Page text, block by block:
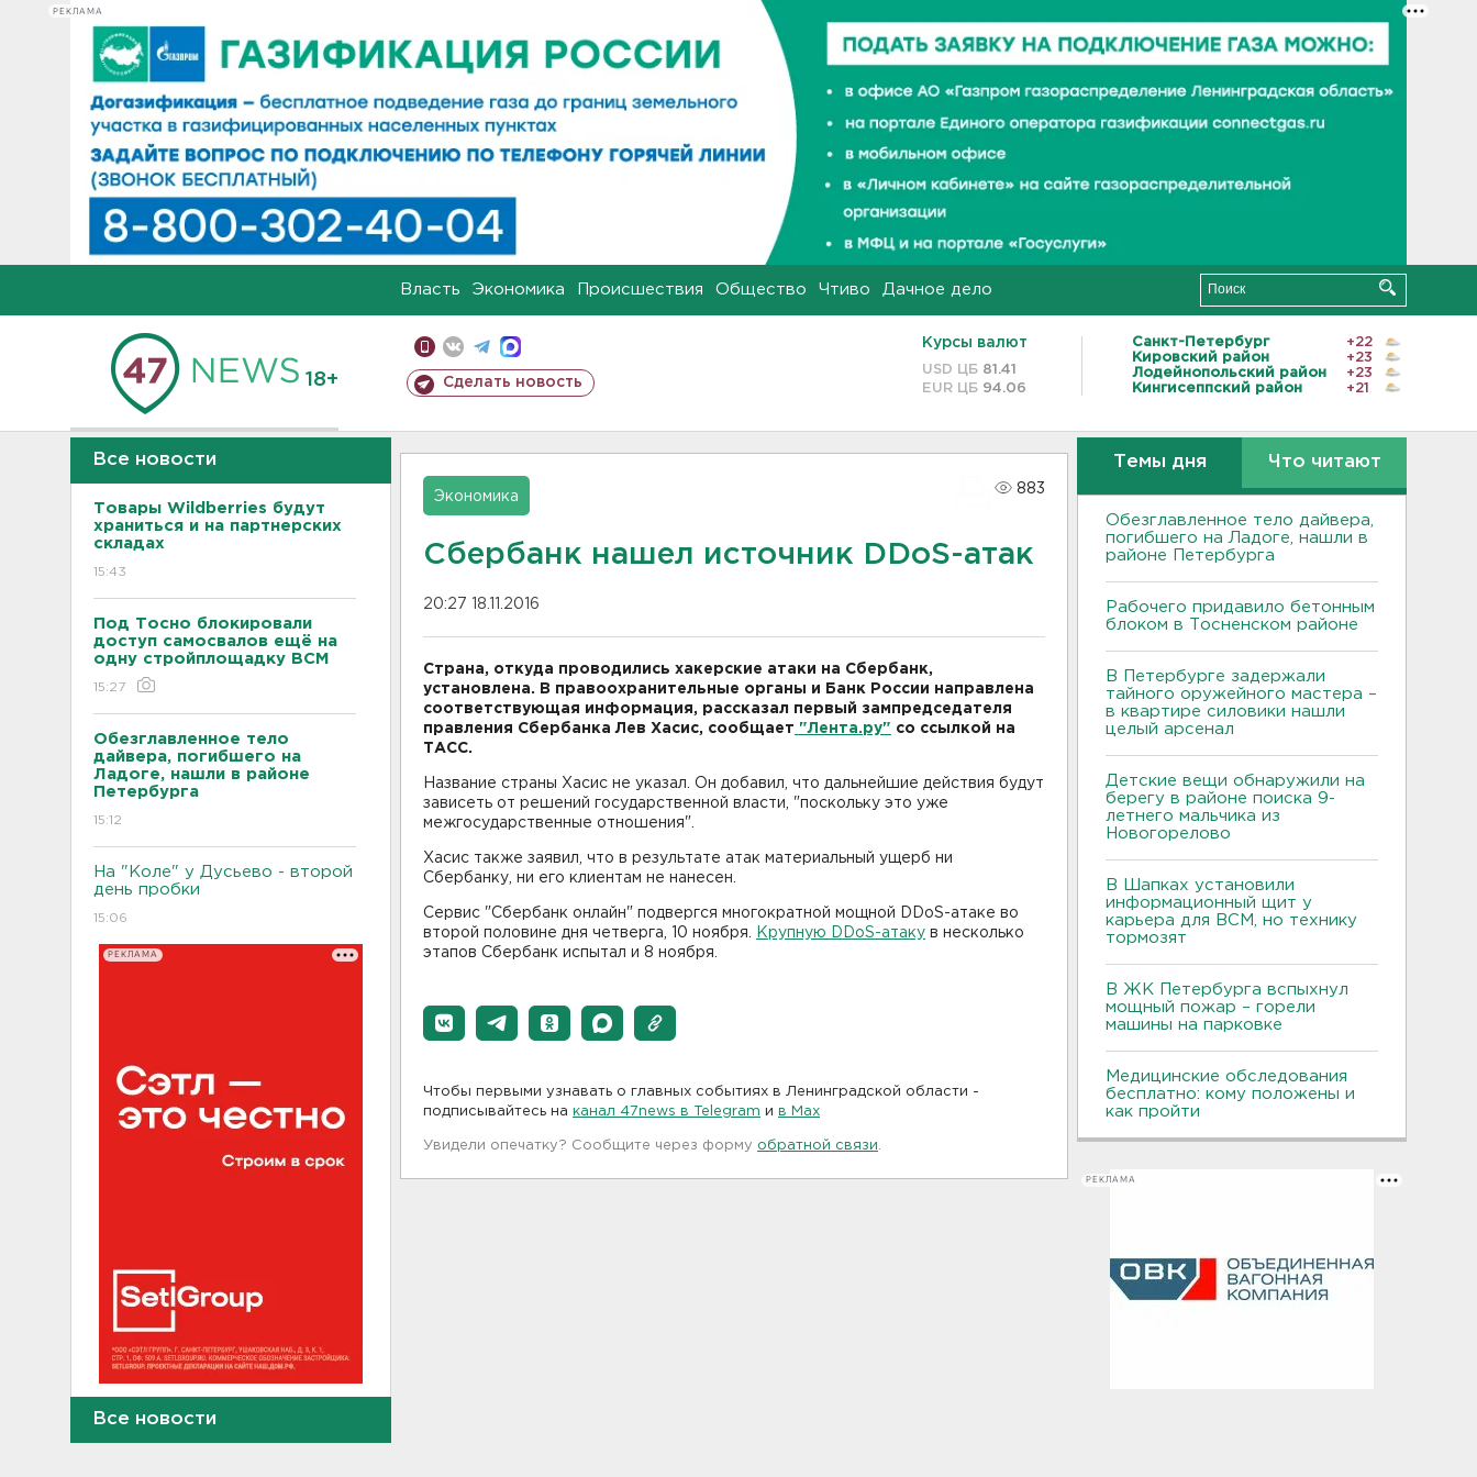
РЕКЛАМА
Власть Экономика Происшествия Общество Чтиво Дачное дело
18+ Сделать новость
Курсы валют
USD ЦБ 81.41
EUR ЦБ 94.06
Санкт-Петербург
+22
Кировский район
+23
Лодейнопольский район
+23
Кингисеппский район
+21
Все новости
Товары Wildberries будут
храниться и на партнерских
складах
15:43
Под Тосно блокировали
доступ самосвалов ещё на
одну стройплощадку ВСМ
15:27
Обезглавленное тело
дайвера, погибшего на
Ладоге, нашли в районе
Петербурга
15:12
На "Коле" у Дусьево - второй
день пробки
15:06
РЕКЛАМА
Московского вокзала еще
ряд электричек
Все новости
Экономика
883
Сбербанк нашел источник DDoS-атак
20:27 18.11.2016
Страна, откуда проводились хакерские атаки на Сбербанк,
установлена. В правоохранительные органы и Банк России направлена
соответствующая информация, рассказал первый зампредседателя
правления Сбербанка Лев Хасис, сообщает "Лента.ру" со ссылкой на
ТАСС.
Название страны Хасис не указал. Он добавил, что дальнейшие действия будут
зависеть от решений государственной власти, "поскольку это уже
межгосударственные отношения".
Хасис также заявил, что в результате атак материальный ущерб ни
Сбербанку, ни его клиентам не нанесен.
Сервис "Сбербанк онлайн" подвергся многократной мощной DDoS-атаке во
второй половине дня четверга, 10 ноября.
Крупную DDoS-атаку в несколько
этапов Сбербанк испытал и 8 ноября.
Чтобы первыми узнавать о главных событиях в Ленинградской области -
подписывайтесь на канал 47news в Telegram и в Maх
Увидели опечатку? Сообщите через форму обратной связи
Темы дня Что читают
Обезглавленное тело дайвера,
погибшего на Ладоге, нашли в
районе Петербурга
Рабочего придавило бетонным
блоком в Тосненском районе
В Петербурге задержали
тайного оружейного мастера –
в квартире силовики нашли
целый арсенал
Детские вещи обнаружили на
берегу в районе поиска 9-
летнего мальчика из
Новогорелово
В Шапках установили
информационный щит у
карьера для ВСМ, но технику
тормозят
В ЖК Петербурга вспыхнул
мощный пожар – горели
машины на парковке
Медицинские обследования
бесплатно: кому положены и
как пройти
РЕКЛАМА